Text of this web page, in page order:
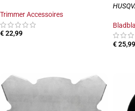
Trimmer Accessoires
€22,99
€25,99